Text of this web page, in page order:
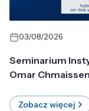
03/08/2026
Seminarium
Omar
Zobacz więcej